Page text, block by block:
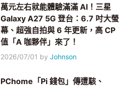
萬元左右就能體驗滿滿 AI！三星
Galaxy A27 5G 登台：6.7 吋大螢
幕、超強自拍與 6 年更新，高 CP
值「A 咖夥伴」來了！
2026/07/01 byJohnson
PChome「Pi 錢包」傳遭駭、